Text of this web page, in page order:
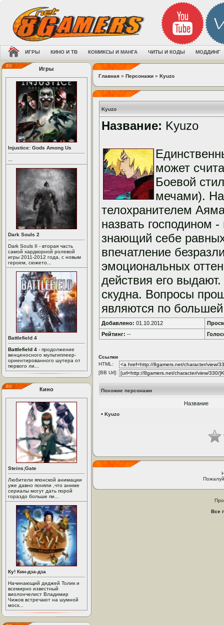
ИГРЫ КИНО И ТВ КОМИКСЫ И МАНГА ЧИТЫ И КОДЫ МОДДИНГ
Игры
Injustice: Gods Among Us
Dark Souls 2
Dark Souls II - вторая часть
самой хардкорной ролевой
игры 2011-2012 года, с новым
героем, сюжето...
Battlefield 4
Battlefield 4 - продолжение
венценосного мультиплеер-
ориентированного шутера от
первого ли...
Кино
Steins;Gate
Любители японской анимации
уже давно поняли ,что аниме
сериалы могут дать порой
гораздо больше пи...
Ку! Кин-дза-дза
Начинающий диджей Толик и
всемирно известный
виолончелист Владимир
Чижов встречают на шумной
моск...
Главная » Персонажи » Kyuzo
Kyuzo
Название: Kyuzo
может
Боевой
мечами).
телохранителем
назвать господином
знающий себе
впечатление
эмоциональных
действия его
скудна. Вопросы
являются по
Добавлено: 01.10.2012
Рейтинг: --
Ссылки
HTML:
[BB Url]:
Похожие персонажи
Название
• Kyuzo
Все